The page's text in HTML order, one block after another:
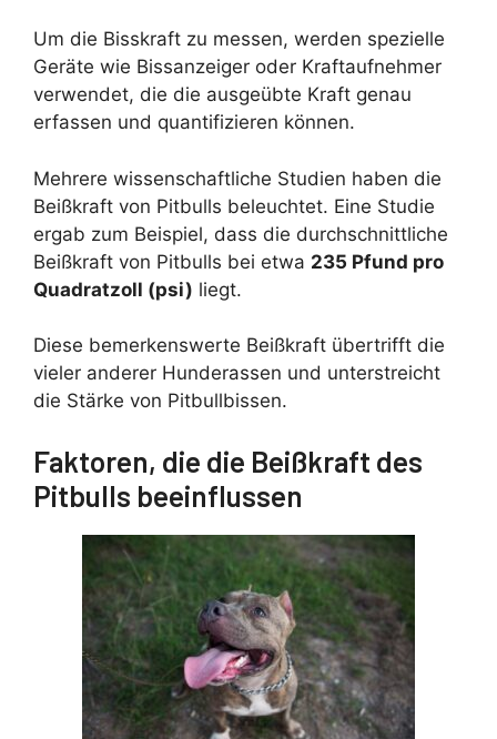
Um die Bisskraft zu messen, werden spezielle
Geräte wie Bissanzeiger oder Kraftaufnehmer
verwendet, die die ausgeübte Kraft genau
erfassen und quantifizieren können.
Mehrere wissenschaftliche Studien haben die
Beißkraft von Pitbulls beleuchtet. Eine Studie
ergab zum Beispiel, dass die durchschnittliche
Beißkraft von Pitbulls bei etwa 235 Pfund pro
Quadratzoll (psi) liegt.
Diese bemerkenswerte Beißkraft übertrifft die
vieler anderer Hunderassen und unterstreicht
die Stärke von Pitbullbissen.
Faktoren, die die Beißkraft des
Pitbulls beeinflussen